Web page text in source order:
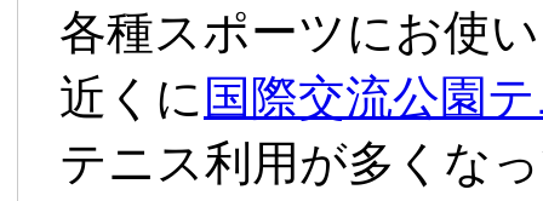
各種スポーツにお使
近くに 国際交流公園
テニス利用が多くな